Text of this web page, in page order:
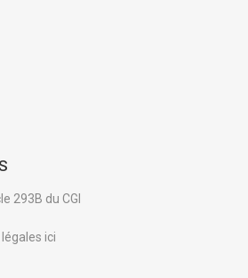
293B du CGI
ici